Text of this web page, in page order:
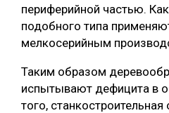
периферийной частью.
подобного типа
мелкосерийным
Таким образом
испытывают дефицита в
того,